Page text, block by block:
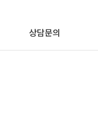
상담문의